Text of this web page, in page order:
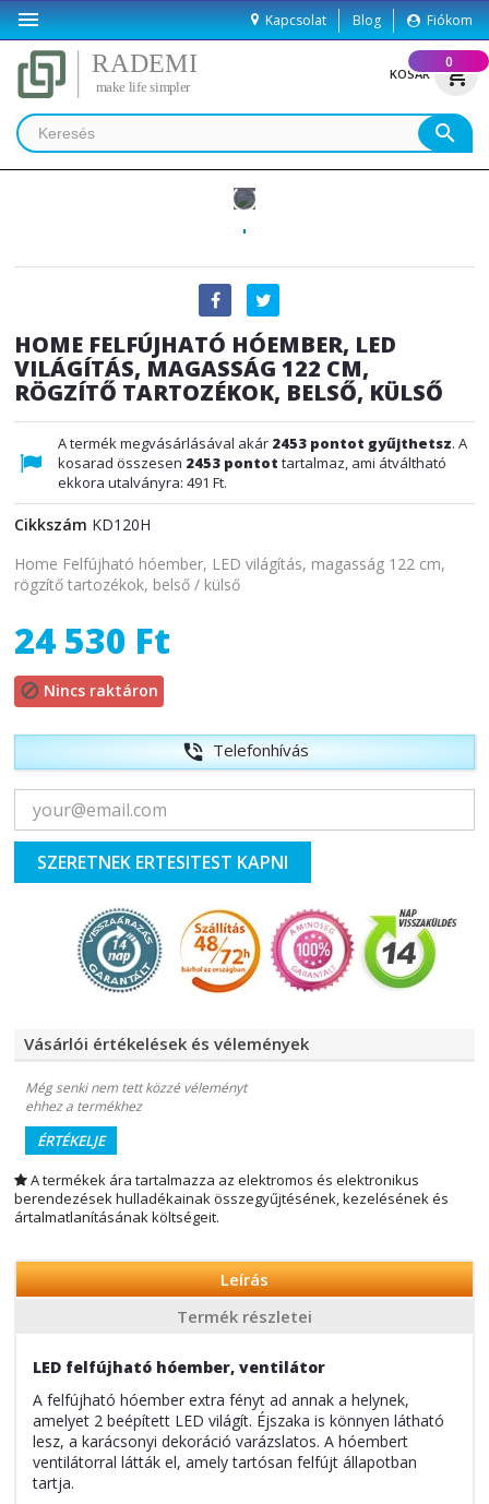
 Kapcsolat Blog Fiókom
KOSÁR shopping_cart
0
search
HOME FELFÚJHATÓ HÓEMBER, LED
VILÁGÍTÁS, MAGASSÁG 122 CM,
RÖGZÍTŐ TARTOZÉKOK, BELSŐ, KÜLSŐ
A termék megvásárlásával akár 2453 pontot gyűjthetsz. A
kosarad összesen 2453 pontot tartalmaz, ami átváltható
ekkora utalványra: 491 Ft.
Cikkszám KD120H
Home Felfújható hóember, LED világítás, magasság 122 cm,
rögzítő tartozékok, belső / külső
24 530 Ft
 Nincs raktáron
phone_in_talk Telefonhívás
SZERETNEK ERTESITEST KAPNI
Vásárlói értékelések és vélemények
Még senki nem tett közzé véleményt
ehhez a termékhez
ÉRTÉKELJE
A termékek ára tartalmazza az elektromos és elektronikus
berendezések hulladékainak összegyűjtésének, kezelésének és
ártalmatlanításának költségeit.
Leírás
Termék részletei
LED felfújható hóember, ventilátor
A felfújható hóember extra fényt ad annak a helynek,
amelyet 2 beépített LED világít. Éjszaka is könnyen látható
lesz, a karácsonyi dekoráció varázslatos. A hóembert
ventilátorral látták el, amely tartósan felfújt állapotban
tartja.